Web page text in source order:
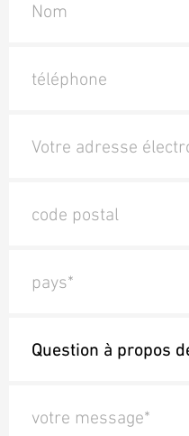
Nom
téléphone
Votre adresse
code postal
pays*
votre message*